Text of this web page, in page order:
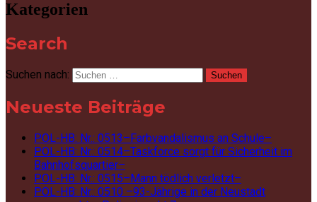
Kategorien
Search
Suchen nach:
Neueste Beiträge
POL-HB: Nr.: 0513–Farbvandalismus an Schule–
POL-HB: Nr.: 0514–Taskforce sorgt für Sicherheit im
Bahnhofsquartier–
POL-HB: Nr.: 0515–Mann tödlich verletzt–
POL-HB: Nr.: 0510 –93-Jährige in der Neustadt